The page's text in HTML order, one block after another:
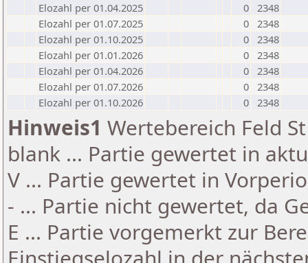
Elozahl per 01.04.2025
0 2348
Elozahl per 01.07.2025
0 2348
Elozahl per 01.10.2025
0 2348
Elozahl per 01.01.2026
0 2348
Elozahl per 01.04.2026
0 2348
Elozahl per 01.07.2026
0 2348
Elozahl per 01.10.2026
0 2348
Hinweis1 Wertebereich Feld
blank ... Partie gewertet in
V ... Partie gewertet in
- ... Partie nicht gewertet, da
E ... Partie vorgemerkt zur